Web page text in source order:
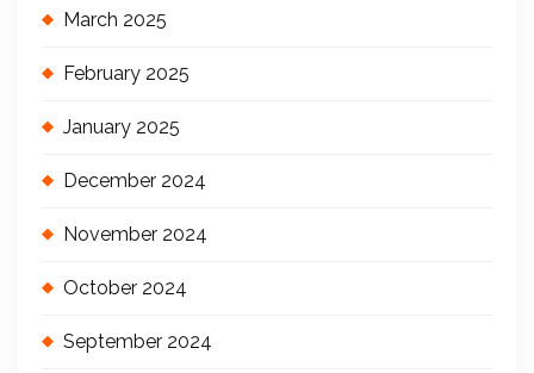
March 2025
February 2025
January 2025
December 2024
November 2024
October 2024
September 2024